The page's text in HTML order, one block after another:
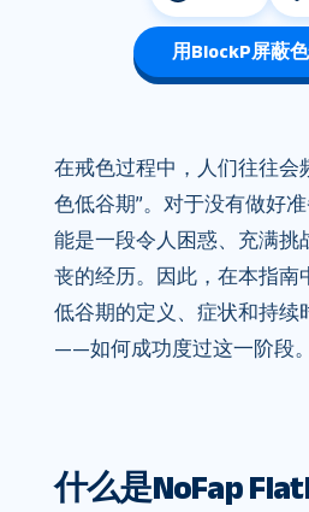
用BlockP屏蔽
在戒色过程中，人们往往会
色低谷期”。对于没有做好
能是一段令人困惑、充满挑
丧的经历。因此，在本指南
低谷期的定义、症状和持续
——如何成功度过这一阶段。
什么是NoFap